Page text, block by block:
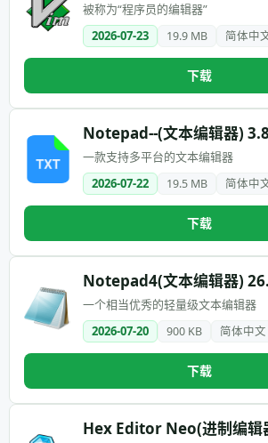
被称为“程序员的编辑器”
2026-07-23
19.9 MB 简体中
下载
Notepad--(文本编辑器)
一款支持多平台的文本编辑器
2026-07-22
19.5 MB 简体中
下载
Notepad4(文本编辑器)
一个相当优秀的轻量级文本编辑器
2026-07-20
900 KB 简体中文
下载
Hex Editor Neo(进制编辑